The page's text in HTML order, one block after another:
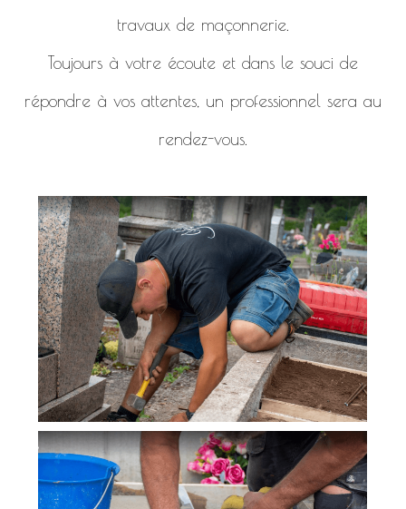
travaux de maçonnerie.
Toujours à votre écoute et dans le souci de
répondre à vos attentes, un professionnel sera au
rendez-vous.